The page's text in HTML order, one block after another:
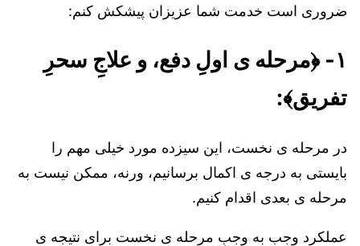
ضروری است خدمت شما عزیزان پیشکش کنم:
۱- ﴿مرحله ی اولِ دفع، و علاجِ سحرِ
تفریق﴾:
در مرحله ی نخست، این سیزده مورد خیلی مهم را
بایستی به درجه ی اکمال برسانیم، ورنه، ممکن نیست به
مرحله ی بعدی اقدام کنیم.
عملکرد وجب به وجبِ مرحله ی نخست برای نتیجه ی